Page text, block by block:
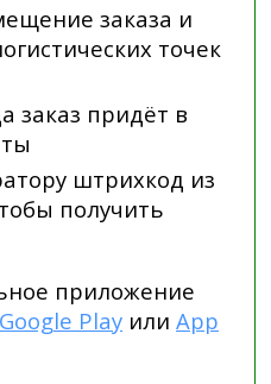
заказа и
точек
заказ придёт в
штрихкод из
получить
приложение
Google Play или App